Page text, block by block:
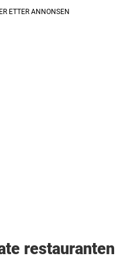
restauranten